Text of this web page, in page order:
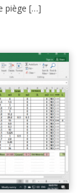
piège […]